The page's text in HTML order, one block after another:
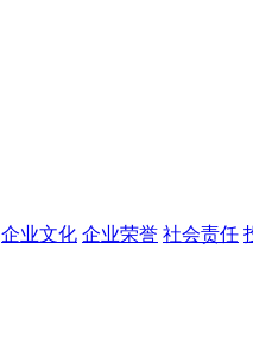
企业文化 企业荣誉 社会责任